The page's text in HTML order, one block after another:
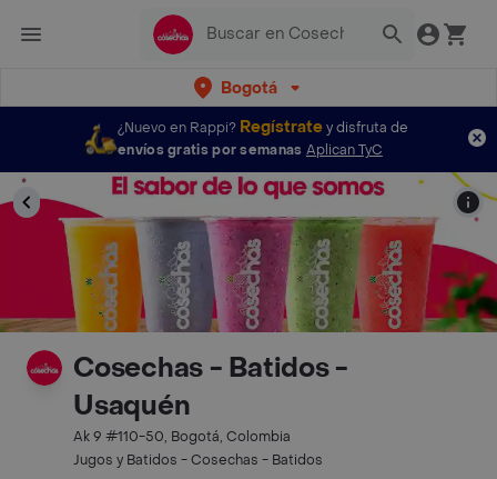
Bogotá
¿Nuevo en Rappi? Regístratey disfruta de
envíos gratis por semanas Aplican TyC
Cosechas - Batidos -
Usaquén
Ak 9 #110-50, Bogotá, Colombia
Jugos y Batidos - Cosechas - Batidos